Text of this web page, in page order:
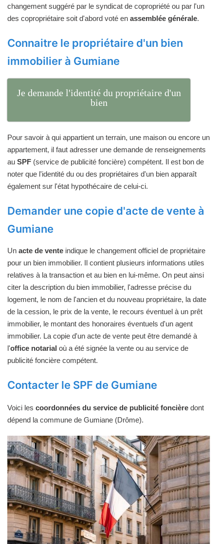
changement suggéré par le syndicat de copropriété ou par l'un
des copropriétaire soit d'abord voté en assemblée générale.
Connaitre le propriétaire d'un bien
immobilier à Gumiane
Je demande l'identité du propriétaire d'un
bien
Pour savoir à qui appartient un terrain, une maison ou encore un
appartement, il faut adresser une demande de renseignements
au SPF (service de publicité foncière) compétent. Il est bon de
noter que l'identité du ou des propriétaires d'un bien apparaît
également sur l'état hypothécaire de celui-ci.
Demander une copie d'acte de vente à
Gumiane
Un acte de vente indique le changement officiel de propriétaire
pour un bien immobilier. Il contient plusieurs informations utiles
relatives à la transaction et au bien en lui-même. On peut ainsi
citer la description du bien immobilier, l'adresse précise du
logement, le nom de l'ancien et du nouveau propriétaire, la date
de la cession, le prix de la vente, le recours éventuel à un prêt
immobilier, le montant des honoraires éventuels d'un agent
immobilier. La copie d'un acte de vente peut être demandé à
l'office notarial où a été signée la vente ou au service de
publicité foncière compétent.
Contacter le SPF de Gumiane
Voici les coordonnées du service de publicité foncière dont
dépend la commune de Gumiane (Drôme).